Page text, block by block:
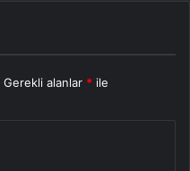
Gerekli alanlar * ile